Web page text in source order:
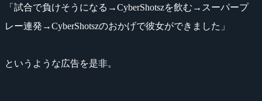
「試合で負けそうになる→CyberShotszを飲む→スーパープ
レー連発→CyberShotszのおかげで彼女ができました」
というような広告を是非。